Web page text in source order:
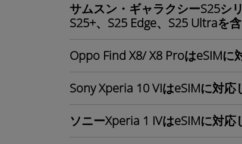
サムスン・ギャラクシーS25シ
S25+、S25 Edge、S25 Ultraを
Oppo Find X8/ X8 ProはeSIMに
Sony Xperia 10 VIはeSIMに対応
ソニーXperia 1 IVはeSIMに対応